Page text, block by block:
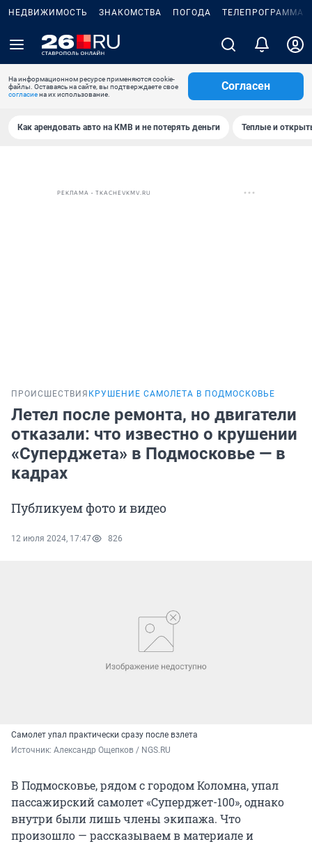
НЕДВИЖИМОСТЬ ЗНАКОМСТВА ПОГОДА ТЕЛЕПРОГРАММА
На информационном ресурсе применяются cookie-
файлы. Оставаясь на сайте, вы подтверждаете свое
согласиена их использование.
Согласен
Как арендовать авто на КМВ и не потерять деньги Теплые и
РЕКЛАМА • TKACHEVKMV.RU
ПРОИСШЕСТВИЯ КРУШЕНИЕ САМОЛЕТА В ПОДМОСКОВЬЕ
Летел после ремонта, но двигатели
отказали: что известно о крушении
«Суперджета» в Подмосковье — в
кадрах
Публикуем фото и видео
12 июля 2024, 17:47 826
Самолет упал практически сразу после взлета
Источник: Александр Ощепков / NGS.RU
В Подмосковье, рядом с городом Коломна, упал
пассажирский самолет «Суперджет-100», однако
внутри были лишь члены экипажа. Что
произошло — рассказываем в материале и